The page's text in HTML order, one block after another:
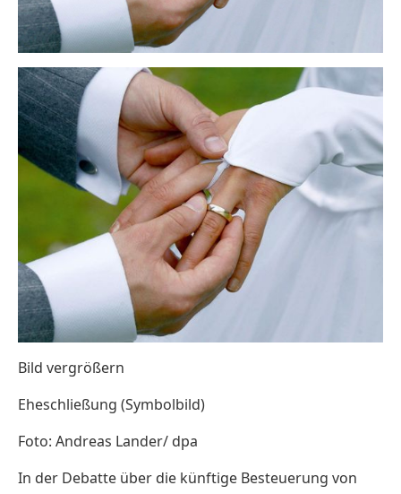
Bild vergrößern
Eheschließung (Symbolbild)
Foto: Andreas Lander/ dpa
In der Debatte über die künftige Besteuerung von